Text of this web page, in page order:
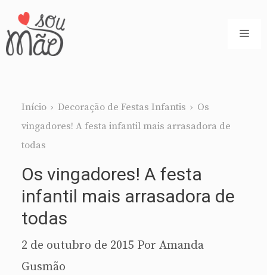
Pular
para
Início › Decoração de Festas Infantis › Os
vingadores! A festa infantil mais arrasadora de
todas
Os vingadores! A festa
infantil mais arrasadora de
todas
2 de outubro de 2015 Por Amanda
Gusmão